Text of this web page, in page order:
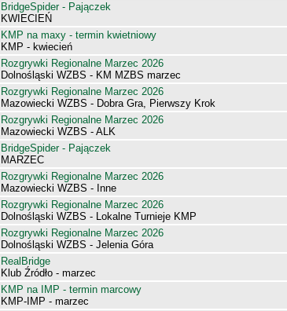
BridgeSpider - Pajączek
KWIECIEŃ
KMP na maxy - termin kwietniowy
KMP - kwiecień
Rozgrywki Regionalne Marzec 2026
Dolnośląski WZBS - KM MZBS marzec
Rozgrywki Regionalne Marzec 2026
Mazowiecki WZBS - Dobra Gra, Pierwszy Krok
Rozgrywki Regionalne Marzec 2026
Mazowiecki WZBS - ALK
BridgeSpider - Pajączek
MARZEC
Rozgrywki Regionalne Marzec 2026
Mazowiecki WZBS - Inne
Rozgrywki Regionalne Marzec 2026
Dolnośląski WZBS - Lokalne Turnieje KMP
Rozgrywki Regionalne Marzec 2026
Dolnośląski WZBS - Jelenia Góra
RealBridge
Klub Źródło - marzec
KMP na IMP - termin marcowy
KMP-IMP - marzec